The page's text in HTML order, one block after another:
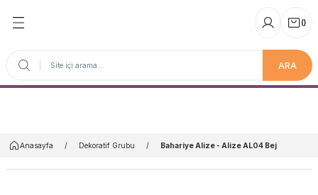
ARA
()
Anasayfa Dekoratif Grubu Bahariye Alize - Alize AL04 Bej